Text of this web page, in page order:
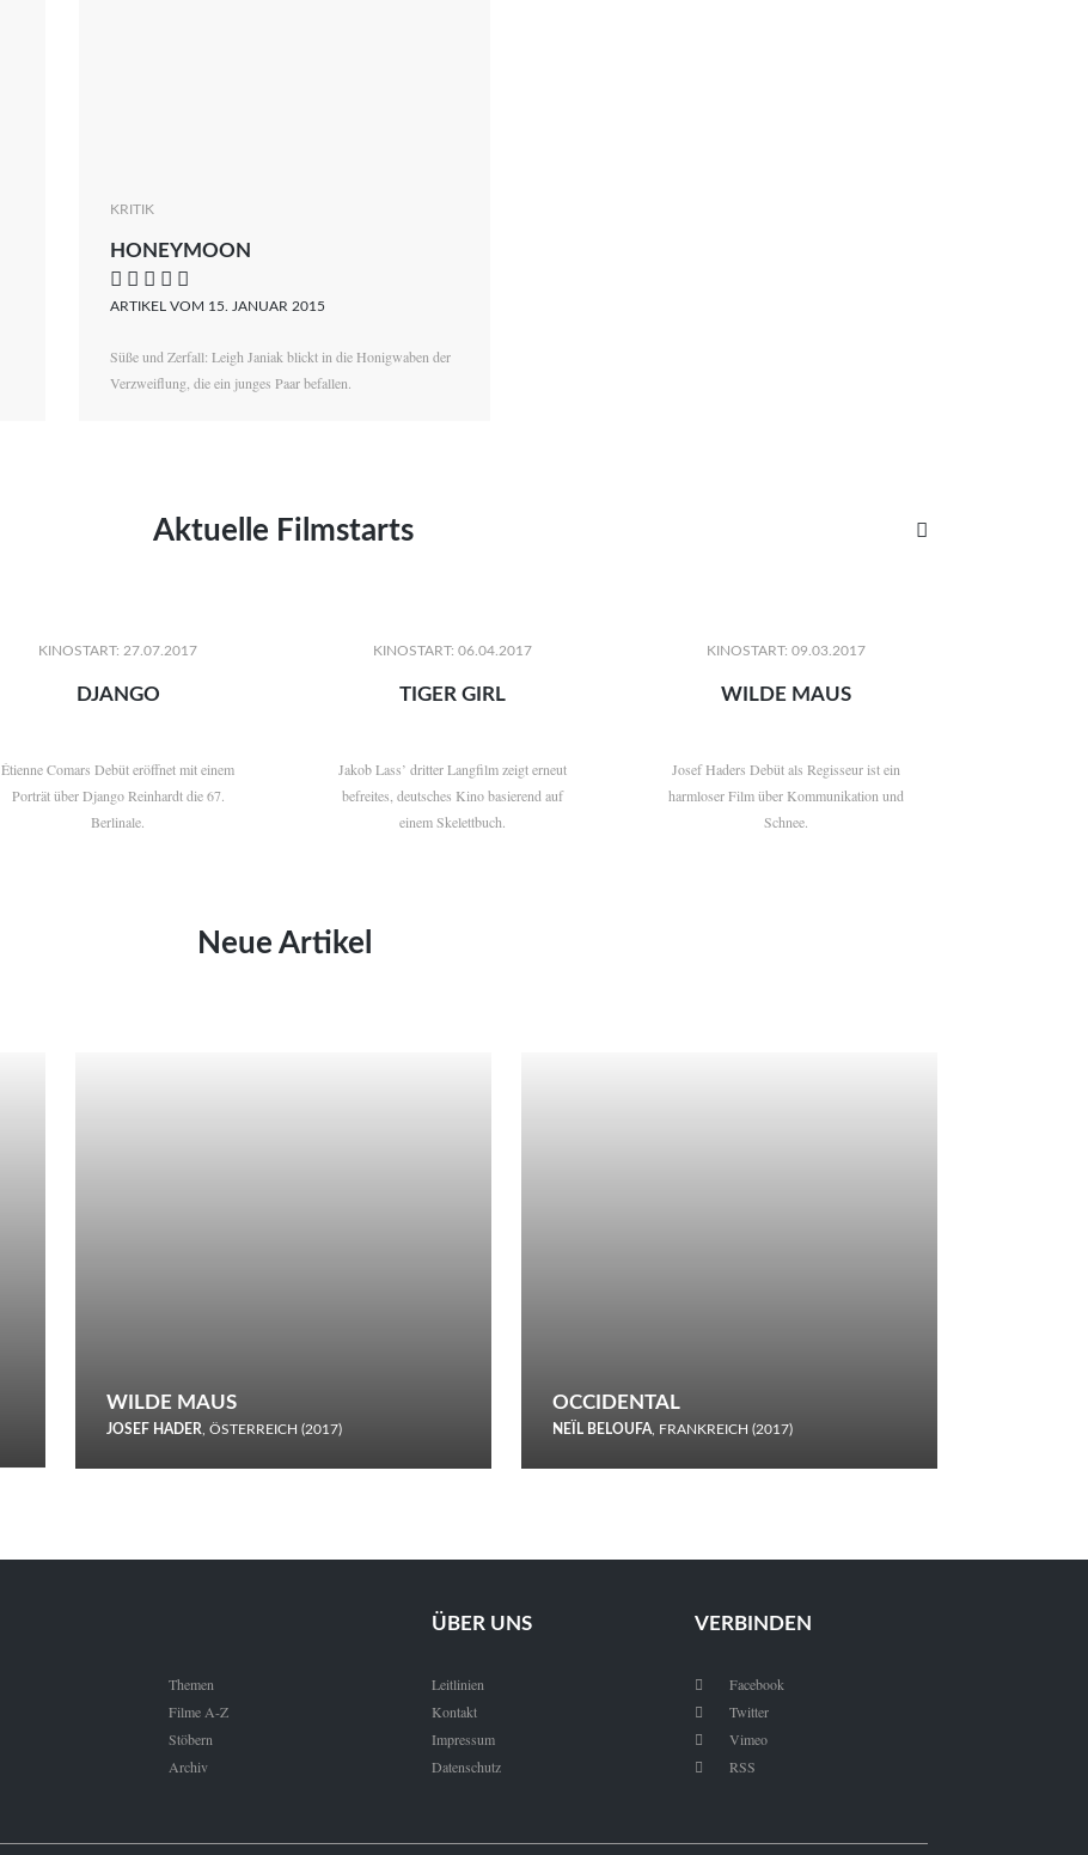
Magdalena Zalewski
KRITIK
HONEYMOON
    
ARTIKEL VOM 15. JANUAR 2015
Süße und Zerfall: Leigh Janiak blickt in die Honigwaben der
Verzweiflung, die ein junges Paar befallen.
Aktuelle Filmstarts 
KINOSTART: 27.07.2017
DJANGO
Étienne Comars Debüt eröffnet mit einem
Porträt über Django Reinhardt die 67.
Berlinale.
KINOSTART: 06.04.2017
TIGER GIRL
Jakob Lass’ dritter Langfilm zeigt erneut
befreites, deutsches Kino basierend auf
einem Skelettbuch.
KINOSTART: 09.03.2017
WILDE MAUS
Josef Haders Debüt als Regisseur ist ein
harmloser Film über Kommunikation und
Schnee.
Neue Artikel
WILDE MAUS
JOSEF HADER, ÖSTERREICH (2017)
Schnee.
OCCIDENTAL
NEÏL BELOUFA, FRANKREICH (2017)
Themen
Filme A-Z
Stöbern
Archiv
ÜBER UNS
Leitlinien
Kontakt
Impressum
Datenschutz
VERBINDEN
 Facebook
 Twitter
 Vimeo
 RSS